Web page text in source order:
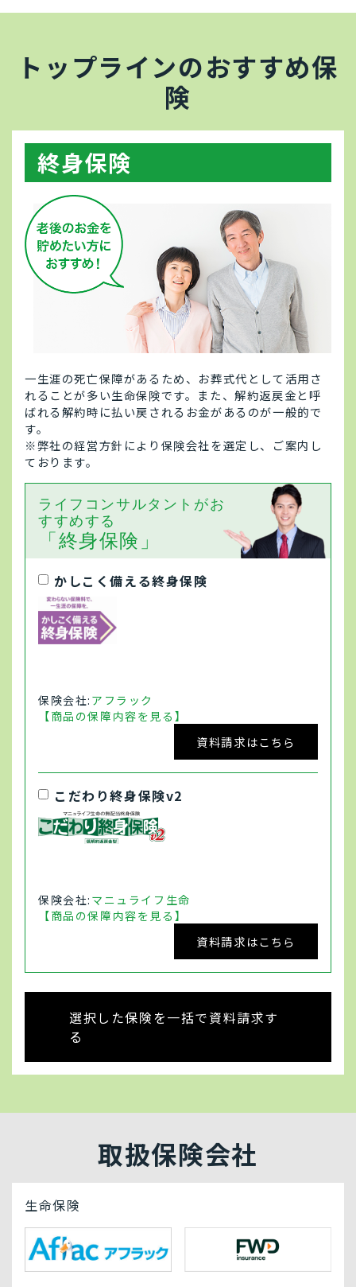
トップラインのおすすめ保
険
終身保険
一生涯の死亡保障があるため、お葬式代として活用さ
れることが多い生命保険です。また、解約返戻金と呼
ばれる解約時に払い戻されるお金があるのが一般的で
す。
※弊社の経営方針により保険会社を選定し、ご案内し
ております。
ライフコンサルタントがお
すすめする
「終身保険」
かしこく備える終身保険
保険会社: アフラック
【商品の保障内容を見る】
資料請求はこちら
こだわり終身保険v2
保険会社: マニュライフ生命
【商品の保障内容を見る】
資料請求はこちら
選択した保険を一括で資料請求す
る
取扱保険会社
生命保険